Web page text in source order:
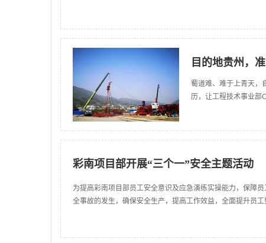
目的地贵州，
蜀道难、难于上青天，
历，让工程技术事业部
彩南项目部开展“三个一”安全主题活动
为提高彩南项目部员工安全意识及应急演练实操能力，保障
全事故的发生，确保安全生产，提高工作效益，全面提升员工